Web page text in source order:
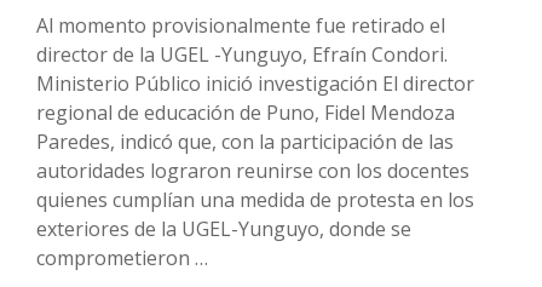
Al momento provisionalmente fue retirado el
director de la UGEL -Yunguyo, Efraín Condori.
Ministerio Público inició investigación El director
regional de educación de Puno, Fidel Mendoza
Paredes, indicó que, con la participación de las
autoridades lograron reunirse con los docentes
quienes cumplían una medida de protesta en los
exteriores de la UGEL-Yunguyo, donde se
comprometieron …